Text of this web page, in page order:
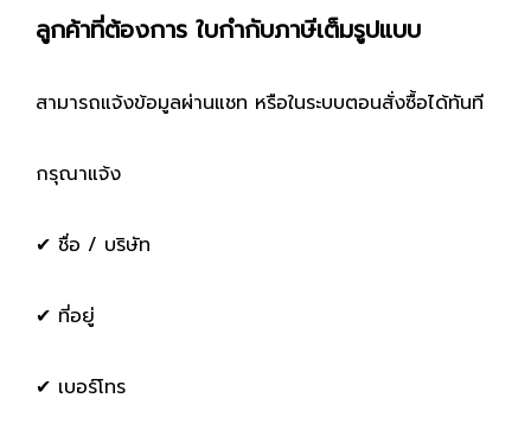
ลูกค้าที่ต้องการ ใบกำกับภาษีเต็มรูปแบบ
สามารถแจ้งข้อมูลผ่านแชท หรือในระบบตอนสั่งซื้อได้ทันที
กรุณาแจ้ง
✔ ชื่อ / บริษัท
✔ ที่อยู่
✔ เบอร์โทร